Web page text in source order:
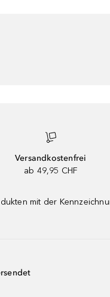
Versandkostenfrei
ab 49,95 CHF
mit der